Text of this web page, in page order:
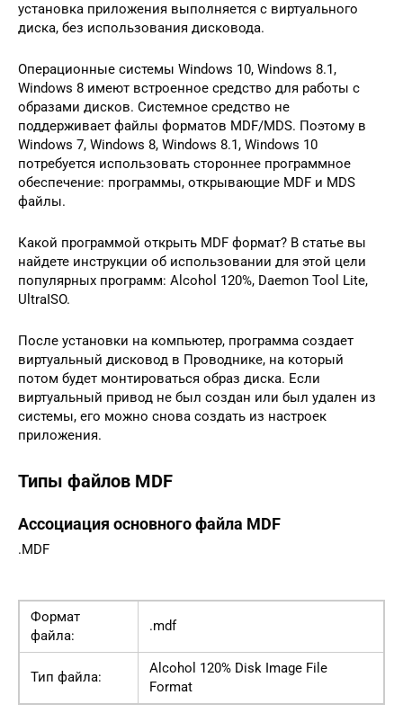
установка приложения выполняется с виртуального
диска, без использования дисковода.
Операционные системы Windows 10, Windows 8.1,
Windows 8 имеют встроенное средство для работы с
образами дисков. Системное средство не
поддерживает файлы форматов MDF/MDS. Поэтому в
Windows 7, Windows 8, Windows 8.1, Windows 10
потребуется использовать стороннее программное
обеспечение: программы, открывающие MDF и MDS
файлы.
Какой программой открыть MDF формат? В статье вы
найдете инструкции об использовании для этой цели
популярных программ: Alcohol 120%, Daemon Tool Lite,
UltraISO.
После установки на компьютер, программа создает
виртуальный дисковод в Проводнике, на который
потом будет монтироваться образ диска. Если
виртуальный привод не был создан или был удален из
системы, его можно снова создать из настроек
приложения.
Типы файлов MDF
Ассоциация основного файла MDF
.MDF
Формат
файла:
.mdf
Тип файла:
Alcohol 120% Disk Image File
Format